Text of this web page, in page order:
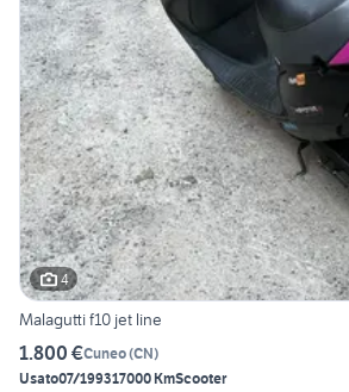
4
Malagutti f10 jet line
1.800 €Cuneo(CN)
Usato07/199317000 KmScooter